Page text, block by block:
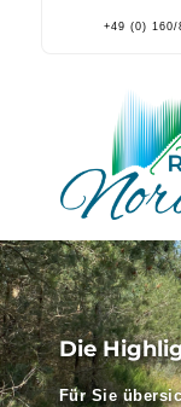
+49 (0) 160/
Die
Für Sie